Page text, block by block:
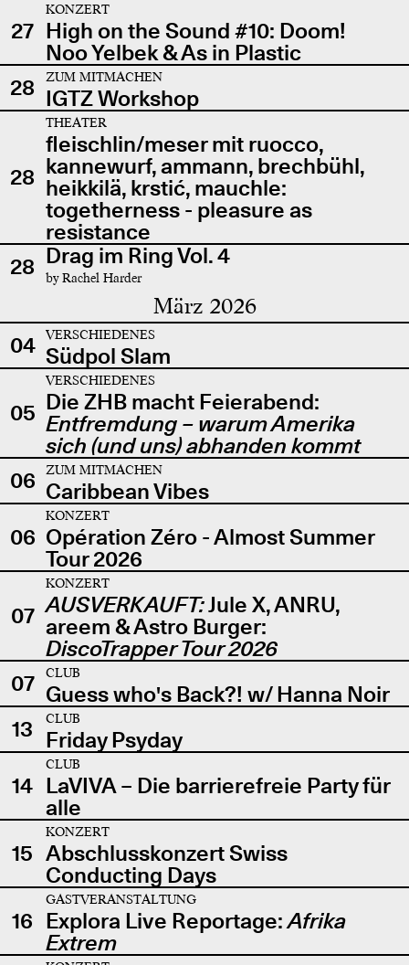
27
KONZERT
High on the Sound #10: Doom!
Noo Yelbek & As in Plastic
28
ZUM MITMACHEN
IGTZ Workshop
28
THEATER
fleischlin/meser mit ruocco,
kannewurf, ammann, brechbühl,
heikkilä, krstić, mauchle:
togetherness - pleasure as
resistance
28 Drag im Ring Vol. 4
by Rachel Harder
März 2026
04 VERSCHIEDENES
Südpol Slam
05
VERSCHIEDENES
Die ZHB macht Feierabend:
Entfremdung – warum Amerika
sich (und uns) abhanden kommt
06
ZUM MITMACHEN
Caribbean Vibes
06
KONZERT
Opération Zéro - Almost Summer
Tour 2026
07
KONZERT
AUSVERKAUFT:Jule X, ANRU,
areem & Astro Burger:
DiscoTrapper Tour 2026
07
CLUB
Guess who's Back?! w/ Hanna Noir
13
CLUB
Friday Psyday
14
CLUB
LaVIVA – Die barrierefreie Party für
alle
15
KONZERT
Abschlusskonzert Swiss
Conducting Days
16
GASTVERANSTALTUNG
Explora Live Reportage:Afrika
Extrem